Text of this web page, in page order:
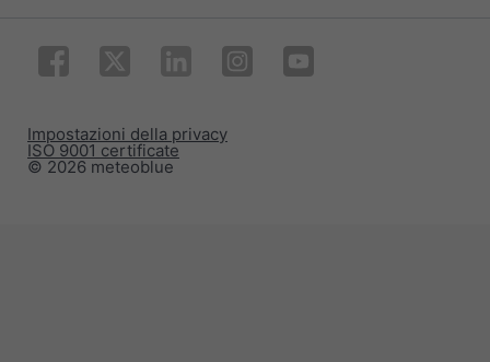
© 2026 meteoblue
ISO 9001 certificate
Impostazioni della privacy